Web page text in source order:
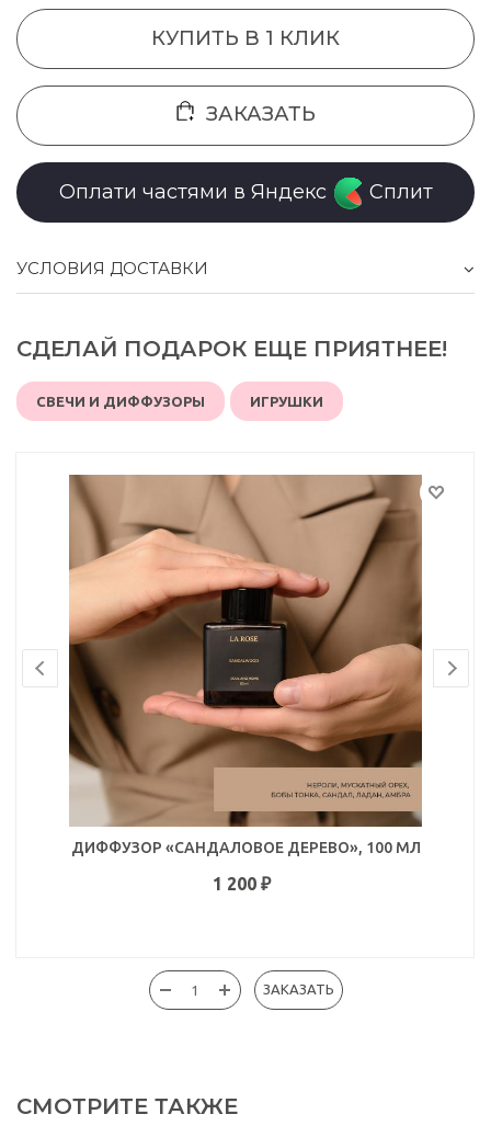
КУПИТЬ В 1 КЛИК
ЗАКАЗАТЬ
Оплати частями в Яндекс Сплит
УСЛОВИЯ ДОСТАВКИ
СДЕЛАЙ ПОДАРОК ЕЩЕ ПРИЯТНЕЕ!
СВЕЧИ И ДИФФУЗОРЫ ИГРУШКИ
ДИФФУЗОР «САНДАЛОВОЕ ДЕРЕВО», 100 МЛ
1 200 ₽
ЗАКАЗАТЬ
СМОТРИТЕ ТАКЖЕ